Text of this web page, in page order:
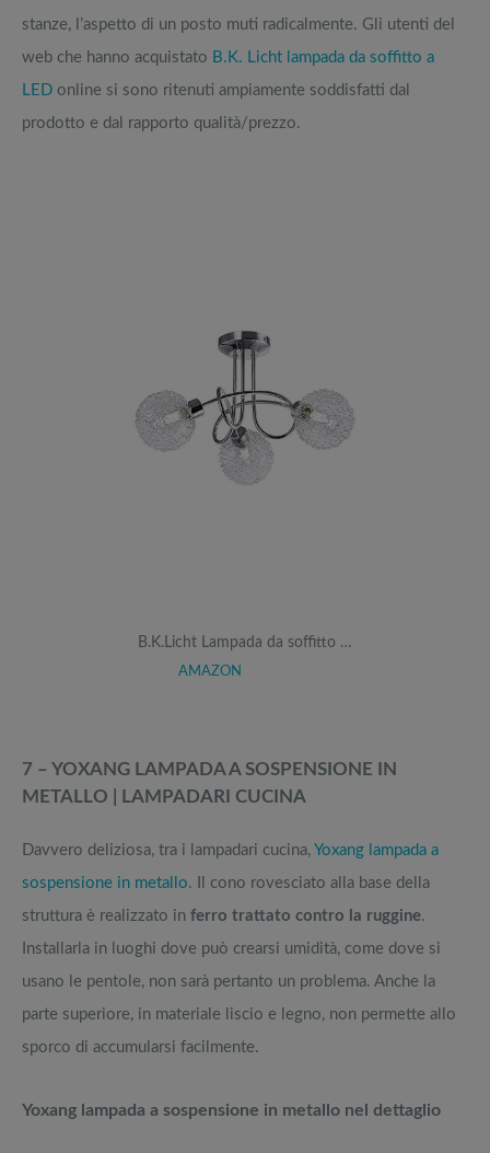
stanze, l’aspetto di un posto muti radicalmente. Gli utenti del
web che hanno acquistato B.K. Licht lampada da soffitto a
LED online si sono ritenuti ampiamente soddisfatti dal
prodotto e dal rapporto qualità/prezzo.
B.K.Licht Lampada da soffitto …
AMAZON
7 – YOXANG LAMPADA A SOSPENSIONE IN
METALLO | LAMPADARI CUCINA
Davvero deliziosa, tra i lampadari cucina, Yoxang lampada a
sospensione in metallo. Il cono rovesciato alla base della
struttura è realizzato in ferro trattato contro la ruggine.
Installarla in luoghi dove può crearsi umidità, come dove si
usano le pentole, non sarà pertanto un problema. Anche la
parte superiore, in materiale liscio e legno, non permette allo
sporco di accumularsi facilmente.
Yoxang lampada a sospensione in metallo nel dettaglio